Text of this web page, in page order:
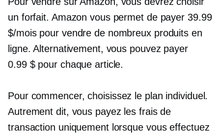
un forfait. Amazon vous permet de payer 39.99
$/mois pour vendre de nombreux produits en
ligne. Alternativement, vous pouvez payer
0.99 $ pour chaque article.
Pour commencer, choisissez le plan individuel.
Autrement dit, vous payez les frais de
transaction uniquement lorsque vous effectuez